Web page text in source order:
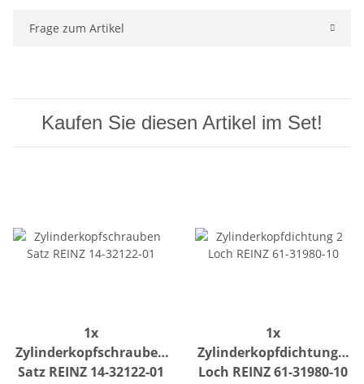
Frage zum Artikel
Kaufen Sie diesen Artikel im Set!
1x
Zylinderkopfschrauben
Satz REINZ 14-32122-01
1x
Zylinderkopfdichtung 2
Loch REINZ 61-31980-10